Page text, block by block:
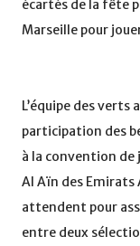
écartés de la fête
Marseille pour
L’équipe des
participation des
à la convention de
Al Aïn des Emirats
attendent pour
entre deux